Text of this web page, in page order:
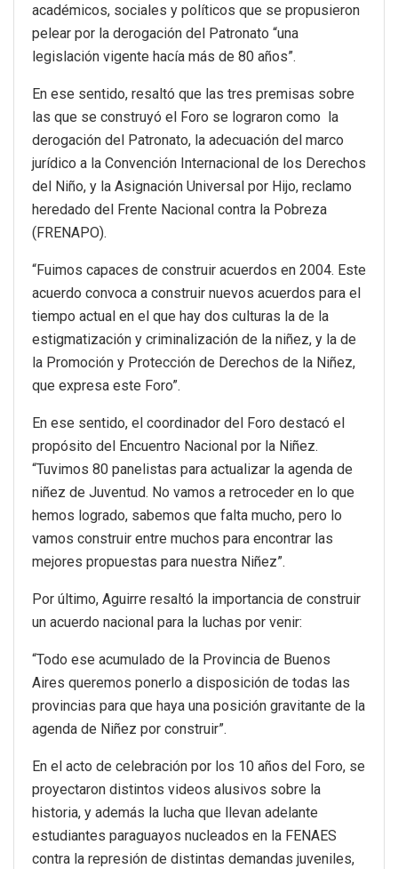
académicos, sociales y políticos que se propusieron
pelear por la derogación del Patronato “una
legislación vigente hacía más de 80 años”.
En ese sentido, resaltó que las tres premisas sobre
las que se construyó el Foro se lograron como la
derogación del Patronato, la adecuación del marco
jurídico a la Convención Internacional de los Derechos
del Niño, y la Asignación Universal por Hijo, reclamo
heredado del Frente Nacional contra la Pobreza
(FRENAPO).
“Fuimos capaces de construir acuerdos en 2004. Este
acuerdo convoca a construir nuevos acuerdos para el
tiempo actual en el que hay dos culturas la de la
estigmatización y criminalización de la niñez, y la de
la Promoción y Protección de Derechos de la Niñez,
que expresa este Foro”.
En ese sentido, el coordinador del Foro destacó el
propósito del Encuentro Nacional por la Niñez.
“Tuvimos 80 panelistas para actualizar la agenda de
niñez de Juventud. No vamos a retroceder en lo que
hemos logrado, sabemos que falta mucho, pero lo
vamos construir entre muchos para encontrar las
mejores propuestas para nuestra Niñez”.
Por último, Aguirre resaltó la importancia de construir
un acuerdo nacional para la luchas por venir:
“Todo ese acumulado de la Provincia de Buenos
Aires queremos ponerlo a disposición de todas las
provincias para que haya una posición gravitante de la
agenda de Niñez por construir”.
En el acto de celebración por los 10 años del Foro, se
proyectaron distintos videos alusivos sobre la
historia, y además la lucha que llevan adelante
estudiantes paraguayos nucleados en la FENAES
contra la represión de distintas demandas juveniles,